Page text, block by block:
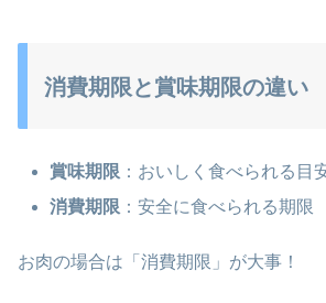
消費期限と賞味期限の違い
賞味期限 ：おいしく食べられる目
消費期限 ：安全に食べられる期限
お肉の場合は「消費期限」が大事！